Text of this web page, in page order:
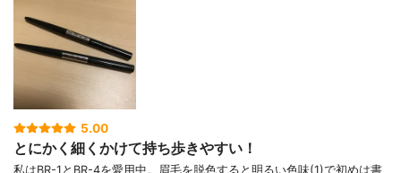
5.00
とにかく細くかけて持ち歩きやすい！
私はBR-1とBR-4を愛用中。眉毛を脱色すると明るい色味(1)で初めは書